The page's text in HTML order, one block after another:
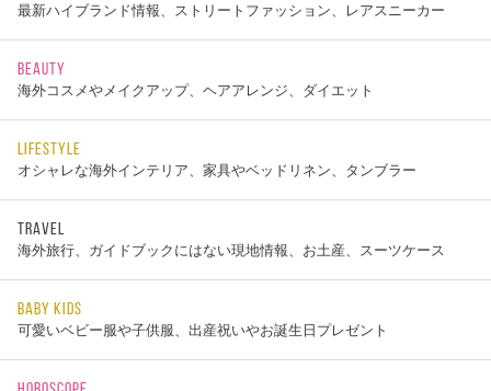
最新ハイブランド情報、ストリートファッション、レアスニーカー
BEAUTY
海外コスメやメイクアップ、ヘアアレンジ、ダイエット
LIFESTYLE
オシャレな海外インテリア、家具やベッドリネン、タンブラー
TRAVEL
海外旅行、ガイドブックにはない現地情報、お土産、スーツケース
BABY KIDS
可愛いベビー服や子供服、出産祝いやお誕生日プレゼント